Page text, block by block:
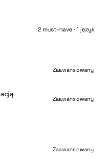
2 must-have · 1 język
Zaawansowany
Zaawansowany
Zaawansowany